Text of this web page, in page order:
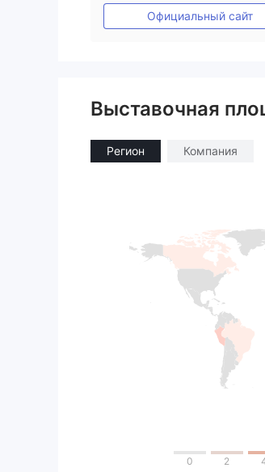
Основной стандарт MT4
Официальный сайт
Выставочная
Регион Компания
0 2